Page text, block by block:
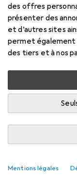
des offres
présenter des
et d’autres sites
permet
des tiers et à nos
Mentions légales